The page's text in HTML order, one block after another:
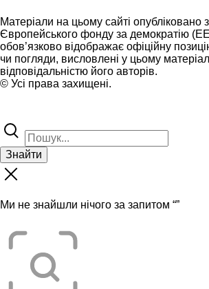
Матеріали на цьому сайті опубліковано
Європейського фонду за демократію
обов’язково відображає офіційну
чи погляди, висловлені у цьому
відповідальністю його авторів.
© Усі права захищені.
Знайти
Ми не знайшли нічого за запитом “”